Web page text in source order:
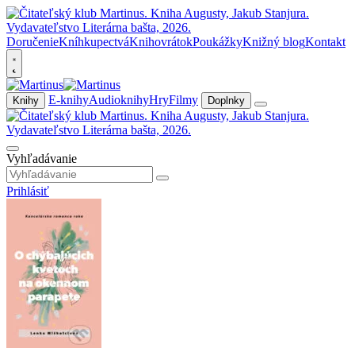
DoručenieKníhkupectváKnihovrátokPoukážkyKnižný blogKontakt
Knihy E-knihyAudioknihyHryFilmy Doplnky
Vyhľadávanie
Prihlásiť